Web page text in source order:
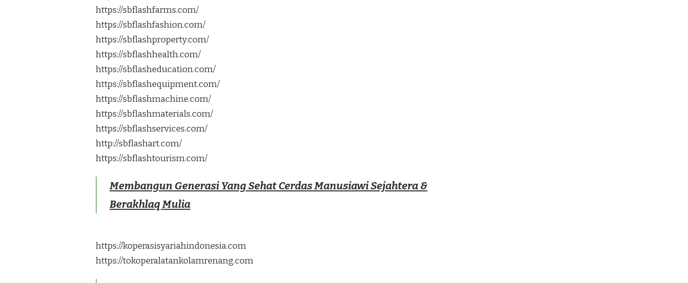
https://sbflashfarms.com/
https://sbflashfashion.com/
https://sbflashproperty.com/
https://sbflashhealth.com/
https://sbflasheducation.com/
https://sbflashequipment.com/
https://sbflashmachine.com/
https://sbflashmaterials.com/
https://sbflashservices.com/
http://sbflashart.com/
https://sbflashtourism.com/
Membangun Generasi Yang Sehat Cerdas Manusiawi Sejahtera &
Berakhlaq Mulia
https://koperasisyariahindonesia.com
https://tokoperalatankolamrenang.com